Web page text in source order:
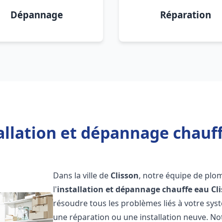
Dépannage Réparation
et dépannage
Dans la ville de Clisson, notre équipe de
l'installation et dépannage chauffe eau
résoudre tous les problèmes liés à votre
une réparation ou une installation neuve.